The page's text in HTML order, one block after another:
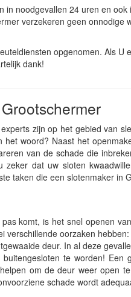
in noodgevallen 24 uren en
verzekeren geen onnodige
opgenomen. Als U
dank!
zijn op het gebied van
woord? Naast het
van de schade die
zeker dat uw sloten
taken die een slotenmaker in
komt, is het snel openen
verschillende oorzaken
deur. In al deze
te worden! Een
om de deur weer open
schade wordt